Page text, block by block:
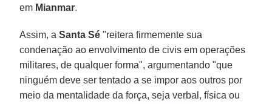
em Mianmar.
Assim, aSanta Sé "reitera firmemente sua
condenação ao envolvimento de civis em operações
militares, de qualquer forma", argumentando "que
ninguém deve ser tentado a se impor aos outros por
meio da mentalidade da força, seja verbal, física ou